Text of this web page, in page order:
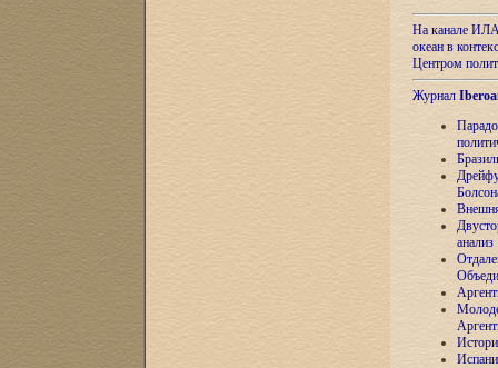
На канале
океан в
Центром
Журнал
анализ